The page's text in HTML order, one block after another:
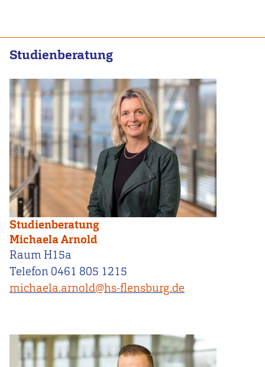
Studienberatung
Studienberatung
Michaela Arnold
Raum H15a
Telefon 0461 805 1215
michaela.arnold@hs-flensburg.de